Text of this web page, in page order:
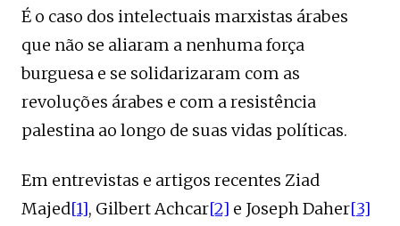
É o caso dos intelectuais marxistas árabes
que não se aliaram a nenhuma força
burguesa e se solidarizaram com as
revoluções árabes e com a resistência
palestina ao longo de suas vidas políticas.
Em entrevistas e artigos recentes Ziad
Majed[1], Gilbert Achcar[2] e Joseph Daher[3]